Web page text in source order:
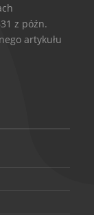
z późn.
artykułu